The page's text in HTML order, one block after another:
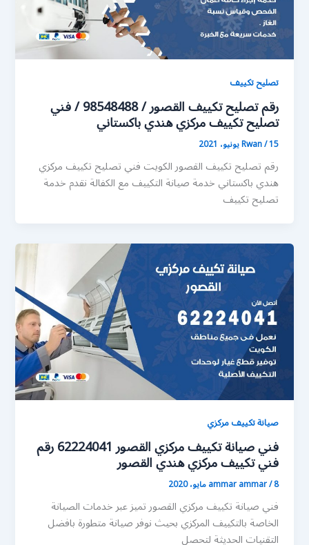
تصليح تكييف
رقم تصليح تكييف القصور / 98548488 / فني
تصليح تكييف مركزي هندي باكستاني
Rwan/15 يونيو، 2021
رقم تصليح تكييف القصور الكويت فني تصليح تكييف مركزي
هندي باكستاني خدمة صيانة التكييف مع الكفالة نقدم خدمة
تصليح تكييف
صيانة تكييف مركزي
فني صيانة تكييف مركزي القصور 62224041 رقم
فني تكييف مركزي هندي القصور
ammar ammar/8 مايو، 2020
فني صيانة تكييف مركزي القصور تميز عبر خدمات الصيانة
الخاصة بالتكييف المركزي بحيث نوفر صيانة متطورة بافضل
التقنيات الحديثة لتحصل